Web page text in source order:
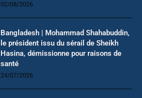
02/08/2026
Bangladesh | Mohammad Shahabuddin,
le président issu du sérail de Sheikh
Hasina, démissionne pour raisons de
santé
24/07/2026